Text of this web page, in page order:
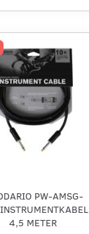
PW-AMSG-
4,5 METER